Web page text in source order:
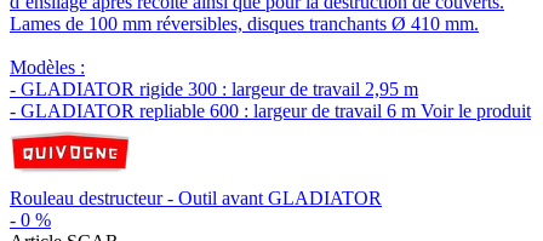
Lames de 100 mm réversibles, disques tranchants Ø 410 mm.
Modèles :
- GLADIATOR rigide 300 : largeur de travail 2,95 m
- GLADIATOR repliable 600 : largeur de travail 6 m Voir le produit
Rouleau destructeur - Outil avant GLADIATOR
- 0 %